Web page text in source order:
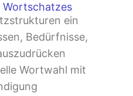
Wortschatzes
ein
Bedürfnisse,
Wortwahl mit